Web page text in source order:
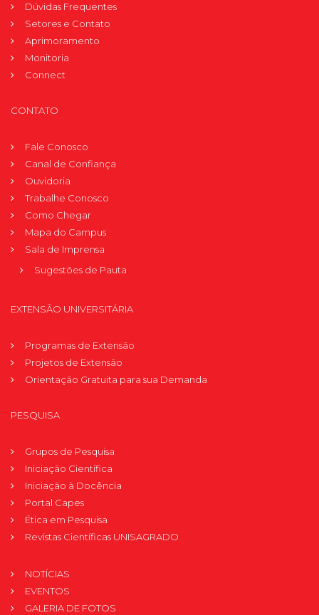
Dúvidas Frequentes
Setores e Contato
Aprimoramento
Monitoria
Connect
CONTATO
Fale Conosco
Canal de Confiança
Ouvidoria
Trabalhe Conosco
Como Chegar
Mapa do Campus
Sala de Imprensa
Sugestões de Pauta
EXTENSÃO UNIVERSITÁRIA
Programas de Extensão
Projetos de Extensão
Orientação Gratuita para sua Demanda
PESQUISA
Grupos de Pesquisa
Iniciação Científica
Iniciação à Docência
Portal Capes
Ética em Pesquisa
Revistas Científicas UNISAGRADO
NOTÍCIAS
EVENTOS
GALERIA DE FOTOS